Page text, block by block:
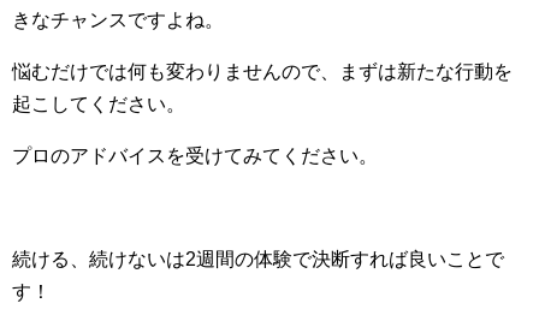
きなチャンスですよね。
悩むだけでは何も変わりませんので、まずは新たな行動を
起こしてください。
プロのアドバイスを受けてみてください。
続ける、続けないは2週間の体験で決断すれば良いことで
す！